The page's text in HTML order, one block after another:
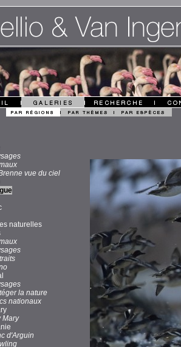
vue du ciel
naturelles
la nature
nationaux
Mary
d'Arguin